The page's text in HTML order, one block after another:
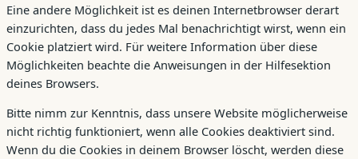
Eine andere Möglichkeit ist es deinen Internetbrowser derart
einzurichten, dass du jedes Mal benachrichtigt wirst, wenn ein
Cookie platziert wird. Für weitere Information über diese
Möglichkeiten beachte die Anweisungen in der Hilfesektion
deines Browsers.
Bitte nimm zur Kenntnis, dass unsere Website möglicherweise
nicht richtig funktioniert, wenn alle Cookies deaktiviert sind.
Wenn du die Cookies in deinem Browser löscht, werden diese